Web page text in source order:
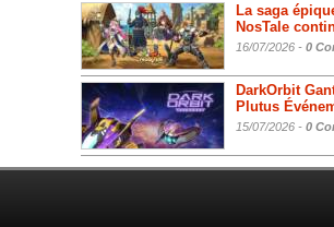
La saga
NosTale
16/07/2026 - 0
DarkOrbit
Plutus
15/07/2026 - 0